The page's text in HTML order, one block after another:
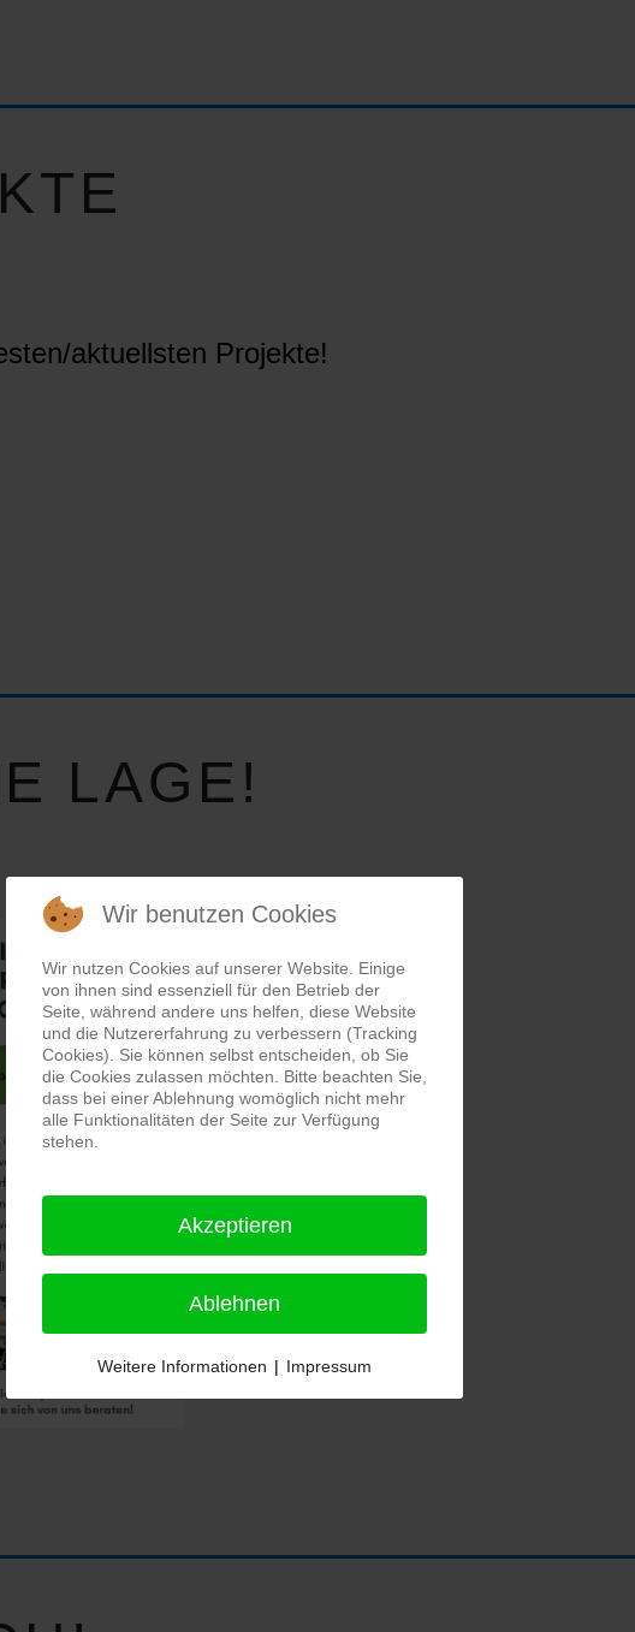
aktuellsten Projekte!
LAGE!
Wir benutzen Cookies
Wir nutzen Cookies auf unserer Website. Einige
von ihnen sind essenziell für den Betrieb der
Seite, während andere uns helfen, diese Website
und die Nutzererfahrung zu verbessern (Tracking
Cookies). Sie können selbst entscheiden, ob Sie
die Cookies zulassen möchten. Bitte beachten Sie,
dass bei einer Ablehnung womöglich nicht mehr
alle Funktionalitäten der Seite zur Verfügung
stehen.
Akzeptieren
Ablehnen
Weitere Informationen | Impressum